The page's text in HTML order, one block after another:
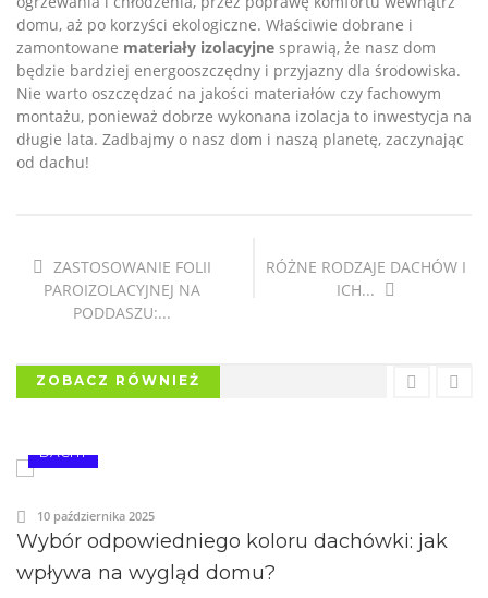
domu, aż po korzyści ekologiczne. Właściwie dobrane i
zamontowane materiały izolacyjne sprawią, że nasz dom
będzie bardziej energooszczędny i przyjazny dla środowiska.
Nie warto oszczędzać na jakości materiałów czy fachowym
montażu, ponieważ dobrze wykonana izolacja to inwestycja na
długie lata. Zadbajmy o nasz dom i naszą planetę, zaczynając
od dachu!
ZASTOSOWANIE FOLII
PAROIZOLACYJNEJ NA
PODDASZU:...
RÓŻNE RODZAJE DACHÓW I
ICH...
ZOBACZ RÓWNIEŻ
DACHY
Wybór odpowiedniego koloru dachówki: jak
wpływa na wygląd domu?
10 października 2025